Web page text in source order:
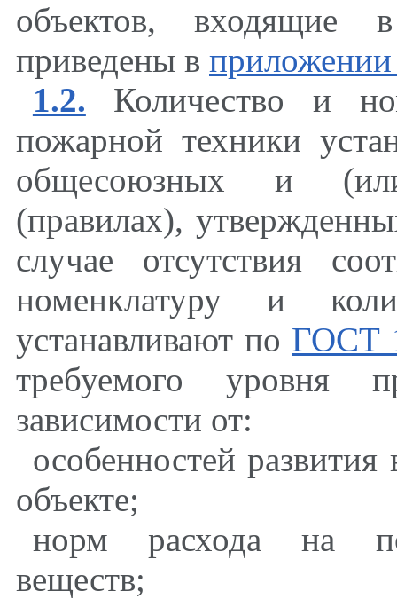
объектов, входящие
приведены в
1.2. Количество и
пожарной техники
общесоюзных и
(правилах),
случае отсутствия
номенклатуру и
устанавливают по ГОСТ
требуемого уровня
зависимости от:
особенностей
объекте;
норм расхода на
веществ;